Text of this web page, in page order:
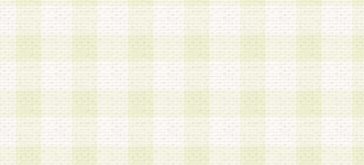
3.会員は、会員登録の際に申告する登録情報の全
いかなる虚偽の申告をも行ってはならないものと
4.会員は、複数のログインＩＤおよびパスワード
いものとします。
第4条 ログインIDおよびパスワードの管理
1.会員は、会員登録後、本サイト内にて本サービ
加する際には、前条に基づき当社から付与された